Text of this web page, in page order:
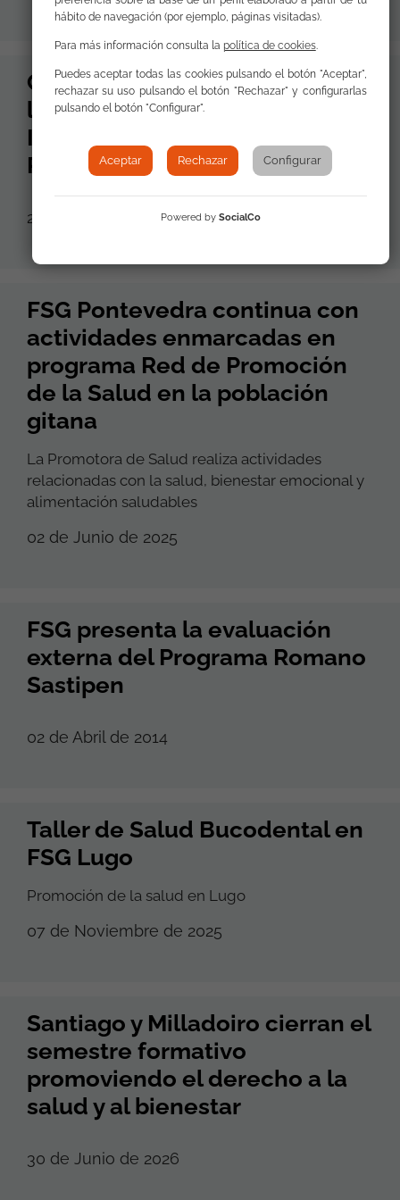
Celebramos la aprobación de
la primera Estrategia para la
Inclusión Social de la
Población Gitana de Cantabria
29 de Mayo de 2025
FSG Pontevedra continua con
actividades enmarcadas en
programa Red de Promoción
de la Salud en la población
gitana
La Promotora de Salud realiza actividades
relacionadas con la salud, bienestar emocional y
alimentación saludables
02 de Junio de 2025
FSG presenta la evaluación
externa del Programa Romano
Sastipen
02 de Abril de 2014
Taller de Salud Bucodental en
FSG Lugo
Promoción de la salud en Lugo
07 de Noviembre de 2025
Santiago y Milladoiro cierran el
semestre formativo
promoviendo el derecho a la
salud y al bienestar
30 de Junio de 2026
hábito de navegación (por ejemplo, páginas visitadas).
Para más información consulta la política de cookies.
Puedes aceptar todas las cookies pulsando el botón "Aceptar",
rechazar su uso pulsando el botón "Rechazar" y configurarlas
pulsando el botón "Configurar".
Aceptar Rechazar Configurar
Powered by SocialCo